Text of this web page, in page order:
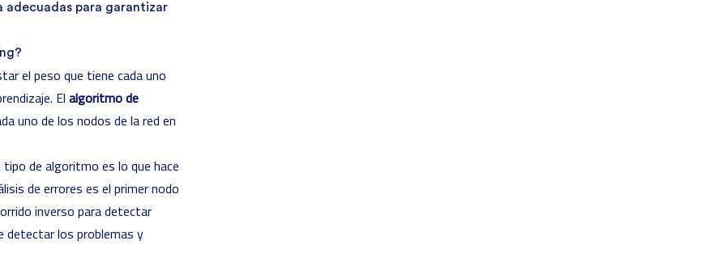
adecuadas para garantizar
el peso que tiene cada uno
El algoritmo de
uno de los nodos de la red en
de algoritmo es lo que hace
de errores es el primer nodo
inverso para detectar
detectar los problemas y